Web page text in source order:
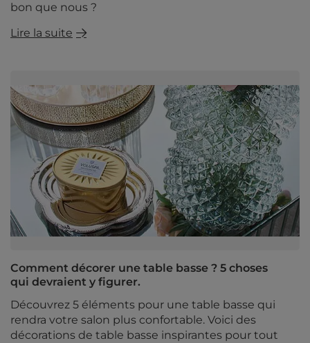
bon que nous ?
Lire la suite
Comment décorer une table basse ? 5 choses
qui devraient y figurer.
Découvrez 5 éléments pour une table basse qui
rendra votre salon plus confortable. Voici des
décorations de table basse inspirantes pour tout